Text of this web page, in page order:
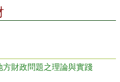
財政問題之理論與實踐